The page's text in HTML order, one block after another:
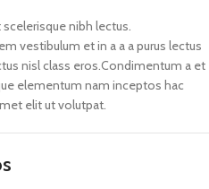
nibh lectus.
vestibulum et in a a a purus lectus
nisl class eros.Condimentum a et
elementum nam inceptos hac
elit ut volutpat.